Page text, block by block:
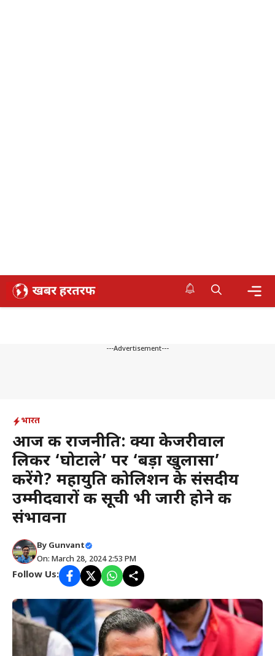
Skip
---Advertisement---
भारत
आज की राजनीति: क्या केजरीवाल
लिकर ‘घोटाले’ पर ‘बड़ा खुलासा’
करेंगे? महायुति कोलिशन के संसदीय
उम्मीदवारों की सूची भी जारी होने की
संभावना
By Gunvant
On: March 28, 2024 2:53 PM
Follow Us: